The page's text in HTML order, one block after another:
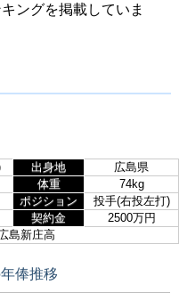
ングを掲載していま
出身地
広島県
体重
74kg
ポジション
投手(右投左打)
契約金
2500万円
島新庄高
俸推移